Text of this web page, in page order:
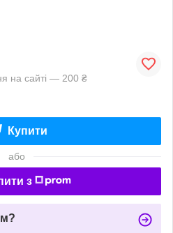
на сайті — 200 ₴
Купити
або
з